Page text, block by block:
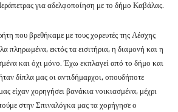
για αδελφοποίηση με το δήμο Καβάλας.
που βρεθήκαμε με τους χορευτές της Λέσχης
πληρωμένα, εκτός τα εισιτήρια, η διαμονή και η
και όχι μόνο. Έχω εκπλαγεί από το δήμο και
δίπλα μας οι αντιδήμαρχοι, οπουδήποτε
είχαν χορηγήσει βανάκια νοικιασμένα, μέχρι
στην Σπιναλόγκα μας τα χορήγησε ο